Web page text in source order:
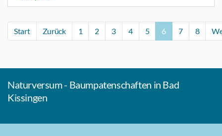
Start Zurück 1 2 3 4 5 6 7 8
Naturversum - Baumpatenschaften in Bad
Kissingen